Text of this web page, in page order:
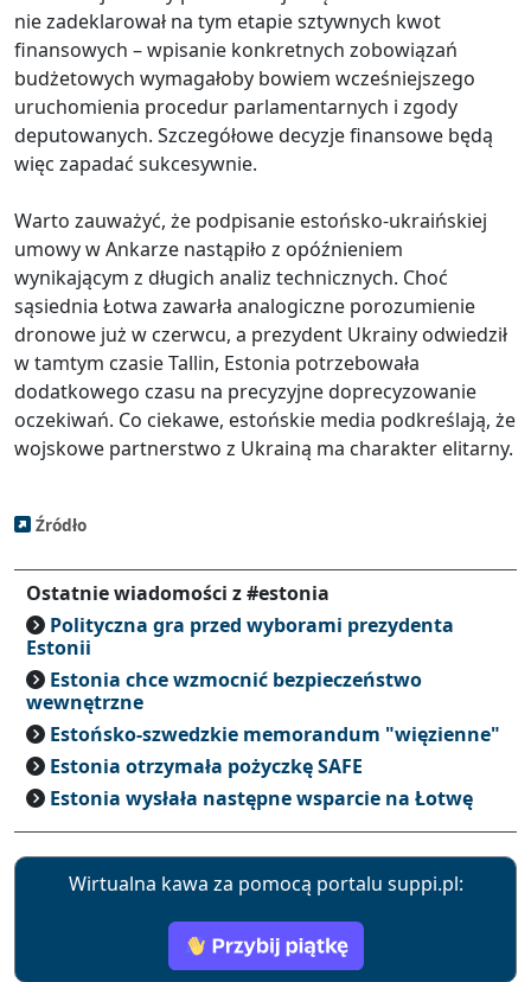
nie zadeklarował na tym etapie sztywnych kwot
finansowych – wpisanie konkretnych zobowiązań
budżetowych wymagałoby bowiem wcześniejszego
uruchomienia procedur parlamentarnych i zgody
deputowanych. Szczegółowe decyzje finansowe będą
więc zapadać sukcesywnie.
Warto zauważyć, że podpisanie estońsko-ukraińskiej
umowy w Ankarze nastąpiło z opóźnieniem
wynikającym z długich analiz technicznych. Choć
sąsiednia Łotwa zawarła analogiczne porozumienie
dronowe już w czerwcu, a prezydent Ukrainy odwiedził
w tamtym czasie Tallin, Estonia potrzebowała
dodatkowego czasu na precyzyjne doprecyzowanie
oczekiwań. Co ciekawe, estońskie media podkreślają, że
wojskowe partnerstwo z Ukrainą ma charakter elitarny.
Źródło
Ostatnie wiadomości z #estonia
Polityczna gra przed wyborami prezydenta
Estonii
Estonia chce wzmocnić bezpieczeństwo
wewnętrzne
Estońsko-szwedzkie memorandum "więzienne"
Estonia otrzymała pożyczkę SAFE
Estonia wysłała następne wsparcie na Łotwę
Wirtualna kawa za pomocą portalu suppi.pl: